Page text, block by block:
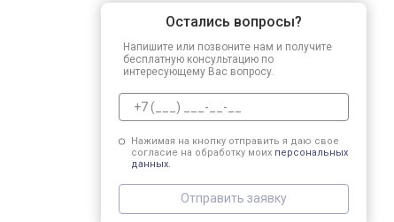
Остались вопросы?
Напишите или позвоните нам и получите
бесплатную консультацию по
интересующему Вас вопросу.
Нажимая на кнопку отправить я даю свое
согласие на обработку моих персональных
данных.
Отправить заявку